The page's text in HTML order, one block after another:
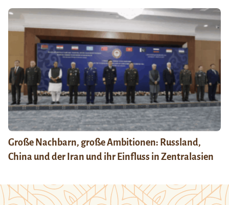
Große Nachbarn, große Ambitionen: Russland,
China und der Iran und ihr Einfluss in Zentralasien